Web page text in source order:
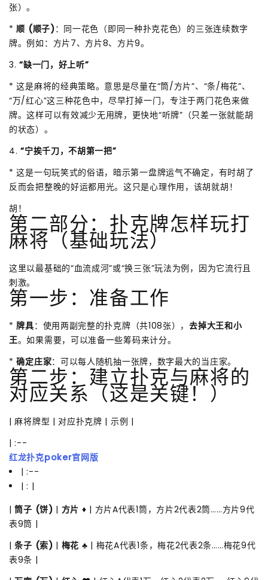
张）。
*顺 (顺子)：同一花色（即同一种扑克花色）的三张连续数字
牌。例如：方片7、方片8、方片9。
3.“缺一门，好上听”
* 这是麻将的经典策略。意思是尽量在“筒/方片”、“条/梅花”、
“万/红心”这三种花色中，尽早打掉一门，专注于两门花色来做
牌。这样可以有效减少无用牌，更快地“听牌”（只差一张就能胡
的状态）。
4.“宁挨千刀，不胡第一把”
* 这是一句玩笑式的俗语，暗示第一盘牌运气不确定，有时胡了
反而会把整晚的好运都用光。这只是心理作用，该胡就胡！
胡！
第二部分：扑克牌怎样玩打
麻将（基础玩法）
这里以最基础的“血流成河”或“换三张”玩法为例，因为它流行且
刺激。
第一步：准备工作
* 牌具：使用两副完整的扑克牌（共108张），去掉大王和小
王。如果需要，可以准备一些筹码来计分。
*确定庄家：可以每人随机抽一张牌，数字最大的当庄家。
第二步：建立扑克与麻将的
对应关系（这是关键！）
| 麻将牌型 | 对应扑克牌 | 示例 |
| :--
红龙扑克poker官网版
| :--
| : |
|筒子 (饼) | 方片 ♦ | 方片A代表1筒，方片2代表2筒……方片9代
表9筒 |
|条子 (索) | 梅花 ♣ | 梅花A代表1条，梅花2代表2条……梅花9代
表9条 |